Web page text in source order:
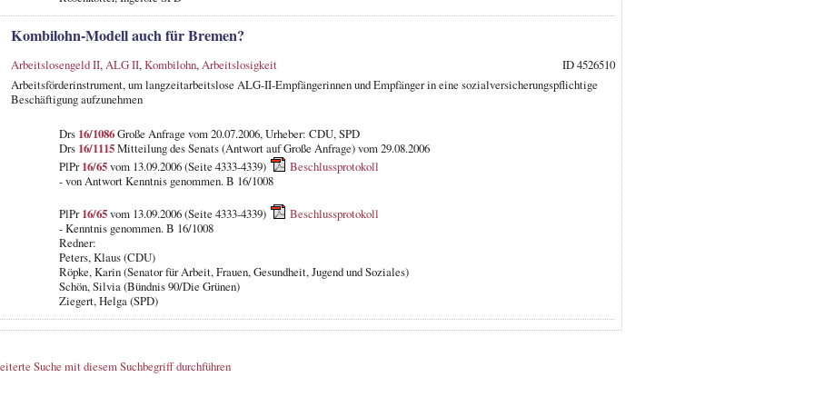
Kombilohn-Modell auch für Bremen?
Arbeitslosengeld II,ALG II,Kombilohn,Arbeitslosigkeit
ID 4526510
Arbeitsförderinstrument, um langzeitarbeitslose ALG-II-Empfängerinnen und Empfänger in eine sozialversicherungspflichtige
Beschäftigung aufzunehmen
Drs 16/1086Große Anfrage vom 20.07.2006, Urheber: CDU, SPD
Drs 16/1115Mitteilung des Senats (Antwort auf Große Anfrage) vom 29.08.2006
PlPr16/65vom 13.09.2006 (Seite 4333-4339)
Beschlussprotokoll
- von Antwort Kenntnis genommen. B 16/1008
PlPr16/65vom 13.09.2006 (Seite 4333-4339)
Beschlussprotokoll
- Kenntnis genommen. B 16/1008
Redner:
Peters, Klaus (CDU)
Röpke, Karin (Senator für Arbeit, Frauen, Gesundheit, Jugend und Soziales)
Schön, Silvia (Bündnis 90/Die Grünen)
Ziegert, Helga (SPD)
Suche mit diesem Suchbegriff durchführen